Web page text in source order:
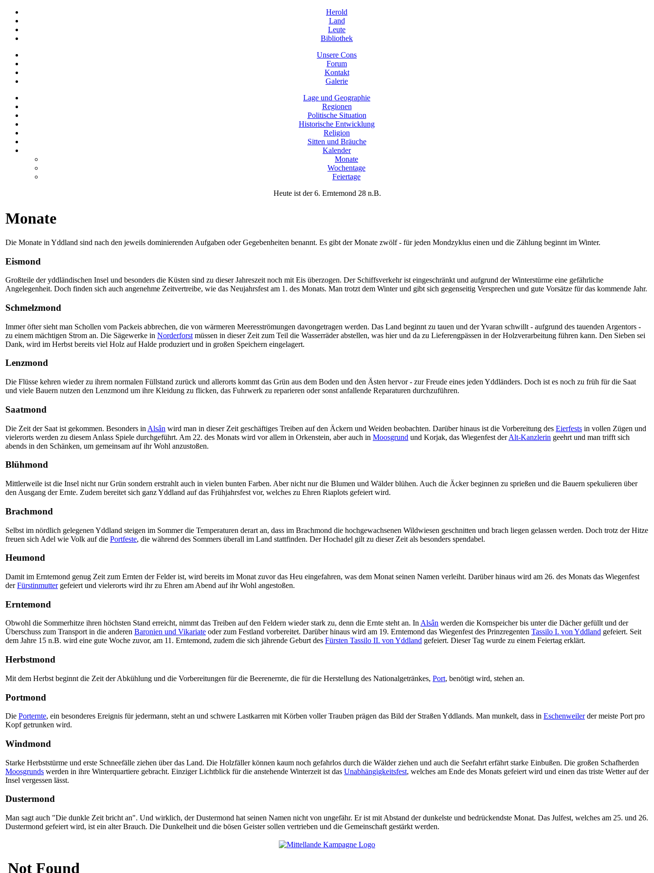
Herold
Land
Leute
Bibliothek
Unsere Cons
Forum
Kontakt
Galerie
Lage und Geographie
Regionen
Politische Situation
Historische Entwicklung
Religion
Sitten und Bräuche
Kalender
Monate
Wochentage
Feiertage
Heute ist der 6. Erntemond 28 n.B.
Monate
Die Monate in Yddland sind nach den jeweils dominierenden Aufgaben oder Gegebenheiten benannt. Es gibt der Monate zwölf - für jeden Mondzyklus einen und die Zählung beginnt im Winter.
Eismond
Großteile der yddländischen Insel und besonders die Küsten sind zu dieser Jahreszeit noch mit Eis überzogen. Der Schiffsverkehr ist eingeschränkt und aufgrund der Winterstürme eine gefährliche
Angelegenheit. Doch finden sich auch angenehme Zeitvertreibe, wie das Neujahrsfest am 1. des Monats. Man trotzt dem Winter und gibt sich gegenseitig Versprechen und gute Vorsätze für das kommende Jahr.
Schmelzmond
Immer öfter sieht man Schollen vom Packeis abbrechen, die von wärmeren Meeresströmungen davongetragen werden. Das Land beginnt zu tauen und der Yvaran schwillt - aufgrund des tauenden Argentors -
zu einem mächtigen Strom an. Die Sägewerke in Norderforst müssen in dieser Zeit zum Teil die Wasserräder abstellen, was hier und da zu Lieferengpässen in der Holzverarbeitung führen kann. Den Sieben sei
Dank, wird im Herbst bereits viel Holz auf Halde produziert und in großen Speichern eingelagert.
Lenzmond
Die Flüsse kehren wieder zu ihrem normalen Füllstand zurück und allerorts kommt das Grün aus dem Boden und den Ästen hervor - zur Freude eines jeden Yddländers. Doch ist es noch zu früh für die Saat
und viele Bauern nutzen den Lenzmond um ihre Kleidung zu flicken, das Fuhrwerk zu reparieren oder sonst anfallende Reparaturen durchzuführen.
Saatmond
Die Zeit der Saat ist gekommen. Besonders in Alsân wird man in dieser Zeit geschäftiges Treiben auf den Äckern und Weiden beobachten. Darüber hinaus ist die Vorbereitung des Eierfests in vollen Zügen und
vielerorts werden zu diesem Anlass Spiele durchgeführt. Am 22. des Monats wird vor allem in Orkenstein, aber auch in Moosgrund und Korjak, das Wiegenfest derAlt-Kanzlerin geehrt und man trifft sich
abends in den Schänken, um gemeinsam auf ihr Wohl anzustoßen.
Blühmond
Mittlerweile ist die Insel nicht nur Grün sondern erstrahlt auch in vielen bunten Farben. Aber nicht nur die Blumen und Wälder blühen. Auch die Äcker beginnen zu sprießen und die Bauern spekulieren über
den Ausgang der Ernte. Zudem bereitet sich ganz Yddland auf das Frühjahrsfest vor, welches zu Ehren Riaplots gefeiert wird.
Brachmond
Selbst im nördlich gelegenen Yddland steigen im Sommer die Temperaturen derart an, dass im Brachmond die hochgewachsenen Wildwiesen geschnitten und brach liegen gelassen werden. Doch trotz der Hitze
freuen sich Adel wie Volk auf die Portfeste, die während des Sommers überall im Land stattfinden. Der Hochadel gilt zu dieser Zeit als besonders spendabel.
Heumond
Damit im Erntemond genug Zeit zum Ernten der Felder ist, wird bereits im Monat zuvor das Heu eingefahren, was dem Monat seinen Namen verleiht. Darüber hinaus wird am 26. des Monats das Wiegenfest
derFürstinmuttergefeiert und vielerorts wird ihr zu Ehren am Abend auf ihr Wohl angestoßen.
Erntemond
Obwohl die Sommerhitze ihren höchsten Stand erreicht, nimmt das Treiben auf den Feldern wieder stark zu, denn die Ernte steht an. In Alsân werden die Kornspeicher bis unter die Dächer gefüllt und der
Überschuss zum Transport in die anderen Baronien und Vikariate oder zum Festland vorbereitet. Darüber hinaus wird am 19. Erntemond das Wiegenfest des Prinzregenten Tassilo I. von Yddland gefeiert. Seit
dem Jahre 15 n.B. wird eine gute Woche zuvor, am 11. Erntemond, zudem die sich jährende Geburt des Fürsten Tassilo II. von Yddland gefeiert. Dieser Tag wurde zu einem Feiertag erklärt.
Herbstmond
Mit dem Herbst beginnt die Zeit der Abkühlung und die Vorbereitungen für die Beerenernte, die für die Herstellung des Nationalgetränkes, Port, benötigt wird, stehen an.
Portmond
Die Porternte, ein besonderes Ereignis für jedermann, steht an und schwere Lastkarren mit Körben voller Trauben prägen das Bild der Straßen Yddlands. Man munkelt, dass in Eschenweilerder meiste Port pro
Kopf getrunken wird.
Windmond
Starke Herbststürme und erste Schneefälle ziehen über das Land. Die Holzfäller können kaum noch gefahrlos durch die Wälder ziehen und auch die Seefahrt erfährt starke Einbußen. Die großen Schafherden
Moosgrunds werden in ihre Winterquartiere gebracht. Einziger Lichtblick für die anstehende Winterzeit ist das Unabhängigkeitsfest, welches am Ende des Monats gefeiert wird und einen das triste Wetter auf der
Insel vergessen lässt.
Dustermond
Man sagt auch "Die dunkle Zeit bricht an". Und wirklich, der Dustermond hat seinen Namen nicht von ungefähr. Er ist mit Abstand der dunkelste und bedrückendste Monat. Das Julfest, welches am 25. und 26.
Dustermond gefeiert wird, ist ein alter Brauch. Die Dunkelheit und die bösen Geister sollen vertrieben und die Gemeinschaft gestärkt werden.